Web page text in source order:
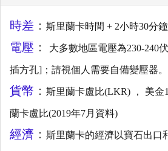
時差 ： 斯里蘭卡時間 + 2小時30分鐘
電壓 ： 大多數地區電壓為230-240
插方孔]；請視個人需要自備變壓器。
貨幣 ： 斯里蘭卡盧比(LKR) ， 美金
蘭卡盧比(2019年7月資料)
經濟 ： 斯里蘭卡的經濟以寶石出口